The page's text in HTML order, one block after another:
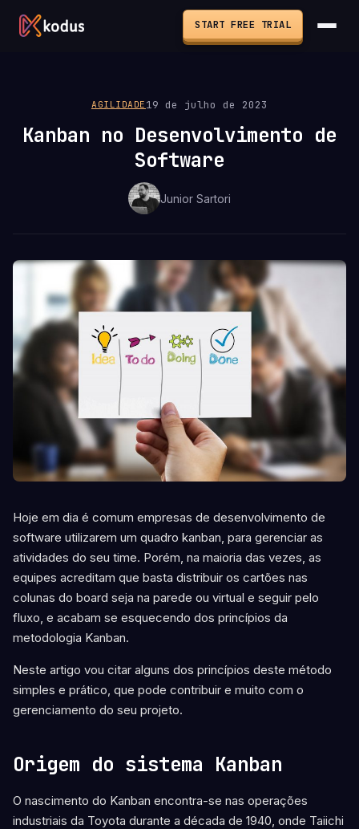
START FREE TRIAL
AGILIDADE 19 de julho de 2023
Kanban no Desenvolvimento de
Software
Junior Sartori
Hoje em dia é comum empresas de desenvolvimento de
software utilizarem um quadro kanban, para gerenciar as
atividades do seu time. Porém, na maioria das vezes, as
equipes acreditam que basta distribuir os cartões nas
colunas do board seja na parede ou virtual e seguir pelo
fluxo, e acabam se esquecendo dos princípios da
metodologia Kanban.
Neste artigo vou citar alguns dos princípios deste método
simples e prático, que pode contribuir e muito com o
gerenciamento do seu projeto.
Origem do sistema Kanban
O nascimento do Kanban encontra-se nas operações
industriais da Toyota durante a década de 1940, onde Taiichi